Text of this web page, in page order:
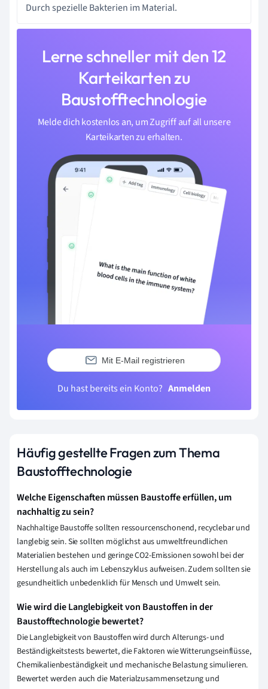
Durch spezielle Bakterien im Material.
Lerne schneller mit den 12
Karteikarten zu
Baustofftechnologie
Melde dich kostenlos an, um Zugriff auf all unsere
Karteikarten zu erhalten.
Mit E-Mail registrieren
Du hast bereits ein Konto? Anmelden
Häufig gestellte Fragen zum Thema
Baustofftechnologie
Welche Eigenschaften müssen Baustoffe erfüllen, um
nachhaltig zu sein?
Nachhaltige Baustoffe sollten ressourcenschonend, recyclebar und
langlebig sein. Sie sollten möglichst aus umweltfreundlichen
Materialien bestehen und geringe CO2-Emissionen sowohl bei der
Herstellung als auch im Lebenszyklus aufweisen. Zudem sollten sie
gesundheitlich unbedenklich für Mensch und Umwelt sein.
Wie wird die Langlebigkeit von Baustoffen in der
Baustofftechnologie bewertet?
Die Langlebigkeit von Baustoffen wird durch Alterungs- und
Beständigkeitstests bewertet, die Faktoren wie Witterungseinflüsse,
Chemikalienbeständigkeit und mechanische Belastung simulieren.
Bewertet werden auch die Materialzusammensetzung und